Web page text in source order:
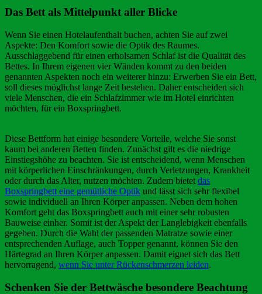
Das Bett als Mittelpunkt aller Blicke
Wenn Sie einen Hotelaufenthalt buchen, achten Sie auf zwei
Aspekte: Den Komfort sowie die Optik des Raumes.
Ausschlaggebend für einen erholsamen Schlaf ist die Qualität des
Bettes. In Ihrem eigenen vier Wänden kommt zu den beiden
genannten Aspekten noch ein weiterer hinzu: Erwerben Sie ein Bett,
soll dieses möglichst lange Zeit bestehen. Daher entscheiden sich
viele Menschen, die ein Schlafzimmer wie im Hotel einrichten
möchten, für ein Boxspringbett.
Diese Bettform hat einige besondere Vorteile, welche Sie sonst
kaum bei anderen Betten finden. Zunächst gilt es die niedrige
Einstiegshöhe zu beachten. Sie ist entscheidend, wenn Menschen
mit körperlichen Einschränkungen, durch Verletzungen, Krankheit
oder durch das Alter, nutzen möchten. Zudem bietet das
Boxspringbett eine gemütliche Optik und lässt sich sehr flexibel
sowie individuell an Ihren Körper anpassen. Neben dem hohen
Komfort geht das Boxspringbett auch mit einer sehr robusten
Bauweise einher. Somit ist der Aspekt der Langlebigkeit ebenfalls
gegeben. Durch die Wahl der passenden Matratze sowie einer
entsprechenden Auflage, auch Topper genannt, können Sie den
Härtegrad an Ihren Körper anpassen. Damit eignet sich das Bett
hervorragend, wenn Sie unter Rückenschmerzen leiden.
Schenken Sie der Bettwäsche besondere Beachtung